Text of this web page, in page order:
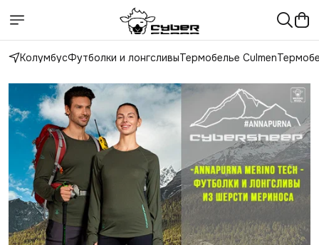
КолумбусФутболки и лонгсливыТермобелье Culmen